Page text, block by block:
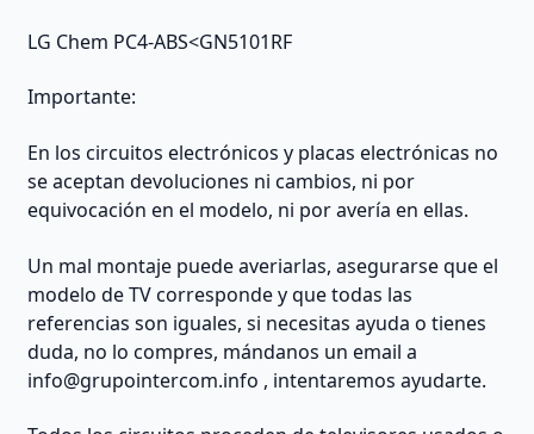
LG Chem PC4-ABS<GN5101RF
Importante:
En los circuitos electrónicos y placas electrónicas no
se aceptan devoluciones ni cambios, ni por
equivocación en el modelo, ni por avería en ellas.
Un mal montaje puede averiarlas, asegurarse que el
modelo de TV corresponde y que todas las
referencias son iguales, si necesitas ayuda o tienes
duda, no lo compres, mándanos un email a
info@grupointercom.info , intentaremos ayudarte.